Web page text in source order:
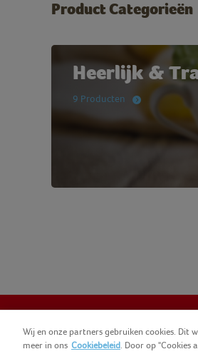
Product Categorieën
Heerlijk &
9 Producten
Wij en onze partners gebruiken cookies. Dit
meer in ons Cookiebeleid. Door op "Cookies